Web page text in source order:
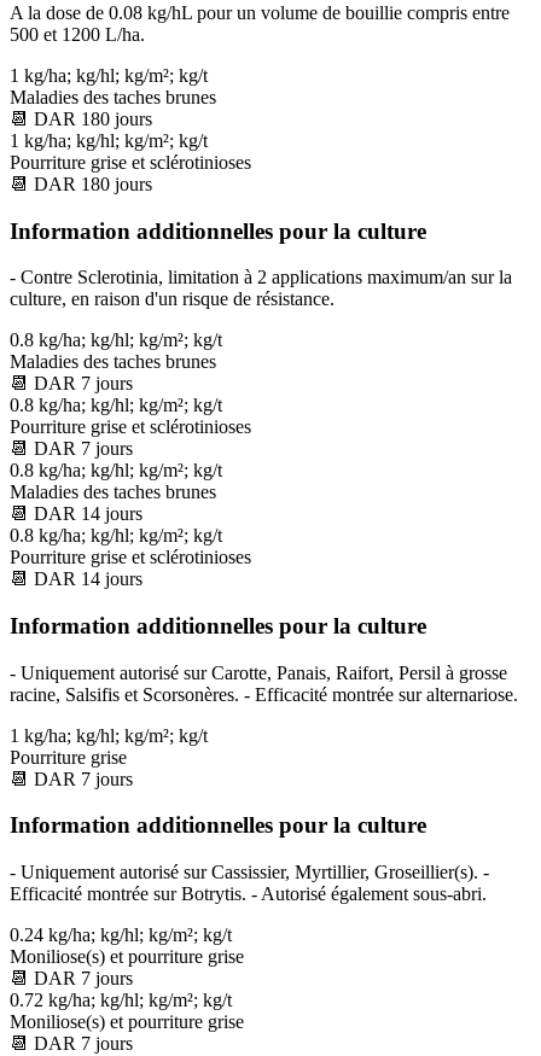
A la dose de 0.08 kg/hL pour un volume de bouillie compris entre
500 et 1200 L/ha.
1 kg/ha; kg/hl; kg/m²; kg/t
Maladies des taches brunes
📆 DAR 180 jours
1 kg/ha; kg/hl; kg/m²; kg/t
Pourriture grise et sclérotinioses
📆 DAR 180 jours
Information additionnelles pour la culture
- Contre Sclerotinia, limitation à 2 applications maximum/an sur la
culture, en raison d'un risque de résistance.
0.8 kg/ha; kg/hl; kg/m²; kg/t
Maladies des taches brunes
📆 DAR 7 jours
0.8 kg/ha; kg/hl; kg/m²; kg/t
Pourriture grise et sclérotinioses
📆 DAR 7 jours
0.8 kg/ha; kg/hl; kg/m²; kg/t
Maladies des taches brunes
📆 DAR 14 jours
0.8 kg/ha; kg/hl; kg/m²; kg/t
Pourriture grise et sclérotinioses
📆 DAR 14 jours
Information additionnelles pour la culture
- Uniquement autorisé sur Carotte, Panais, Raifort, Persil à grosse
racine, Salsifis et Scorsonères. - Efficacité montrée sur alternariose.
1 kg/ha; kg/hl; kg/m²; kg/t
Pourriture grise
📆 DAR 7 jours
Information additionnelles pour la culture
- Uniquement autorisé sur Cassissier, Myrtillier, Groseillier(s). -
Efficacité montrée sur Botrytis. - Autorisé également sous-abri.
0.24 kg/ha; kg/hl; kg/m²; kg/t
Moniliose(s) et pourriture grise
📆 DAR 7 jours
0.72 kg/ha; kg/hl; kg/m²; kg/t
Moniliose(s) et pourriture grise
📆 DAR 7 jours